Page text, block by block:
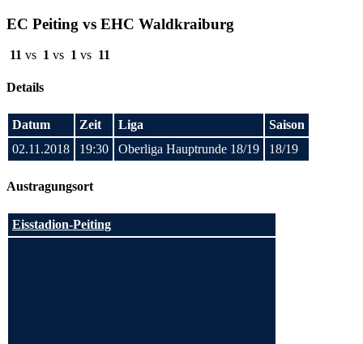
EC Peiting vs EHC Waldkraiburg
11 vs 1 vs 1 vs 11
Details
Datum Zeit Liga
Saison
02.11.2018
19:30 Oberliga Hauptrunde 18/19 18/19
Austragungsort
Eisstadion-Peiting